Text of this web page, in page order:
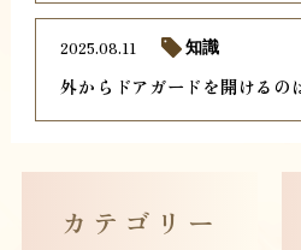
外からドアガードを開けるの
2025.08.11 知識
カテゴリー